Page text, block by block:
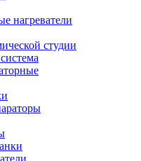
нагреватели
студии